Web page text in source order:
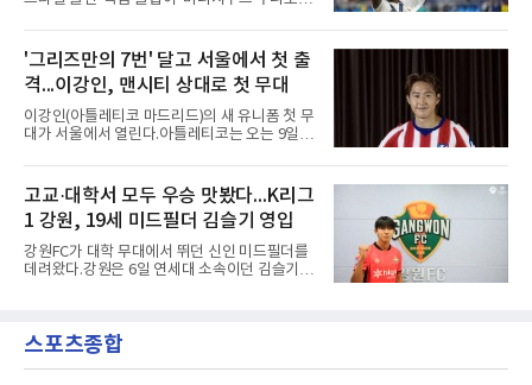
기도 맞물렸다. 서울은 9월 시작하는 아시아축
무대 경험을 주려 했다.면면도 다양하다. 측면 공
격수 정현웅은 돌파력이
이어간다.스페인 프로축구 프리메라리가 '거함'
레알 마드리드는 7일(한국시간) 비니시우스와
2032년 6월 30일까지 유효한 6년 연장 계약에
합의했다고 공식 발표했다. 비니시우스는 재계
약 확정 후 사회관계망서비스(SNS)에 베르나베
우에서의 8년은 너무 짧다며, 앞으로 6년, 그리
고 영원히 함께하겠다고 애정을 드러냈다.성사
관심을 받았는데, 18개월간 이어진 재계약 협상
이 한때 교착됐기 때문이다. 그러
'그리즈만의 7번' 달고 서울에서 첫 출
격...이강인, 맨시티 상대로 첫 무대
이강인(아틀레티코 마드리드)의 새 유니폼 첫 무
대가 서울에서 열린다.아틀레티코는 오는 9일
와 2026 쿠팡플레이 시리즈 친선 경기를 치른다.
구단 소집 명단에 이강인이 포함되면서 변수가
없는 한 그의 첫 출격은 서울이 된다.등번호부터
무게가 실렸다. 이강인은 첫 경기부터 7번을 단
다. 2010년대 팀의 전성기를 이끈 앙투안 그리즈
만이 달았던 번호다.합류 과정은 순탄치 않았다.
스페인으로 건너가려던 그는 병역 특례 행정 절
짧게 호흡을 맞춰 경기에 나선다.역할도 관심사
다. 유려한 탈압박과
고교·대학서 모두 우승 맛봤다...K리그
1 강원, 19세 미드필더 김슬기 영입
강원FC가 대학 무대에서 뛰던 신인 미드필더를
데려왔다.강원은 6일 연세대 소속이던 김슬기
리그와 추계전국고등대회 우승에 기여했고, 올
해 연세대 진학 후에는 춘계한산대첩기대학대회
스포츠종합